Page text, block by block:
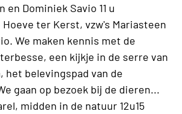
en Dominiek Savio 11 u
ter Kerst, vzw's Mariasteen
We maken kennis met de
een kijkje in de serre van
het belevingspad van de
gaan op bezoek bij de dieren...
midden in de natuur 12u15